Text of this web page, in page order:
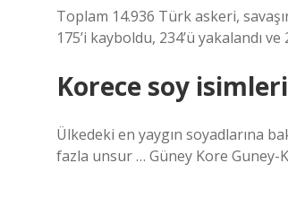
Toplam 14.936 Türk askeri,
175’i kayboldu, 234’ü yakalandı
Korece soy
Ülkedeki en yaygın soyadlarına
fazla unsur … Güney Kore